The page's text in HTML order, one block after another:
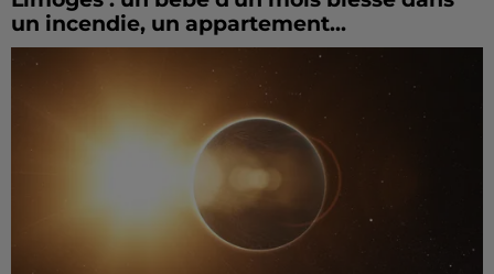
un incendie, un appartement...